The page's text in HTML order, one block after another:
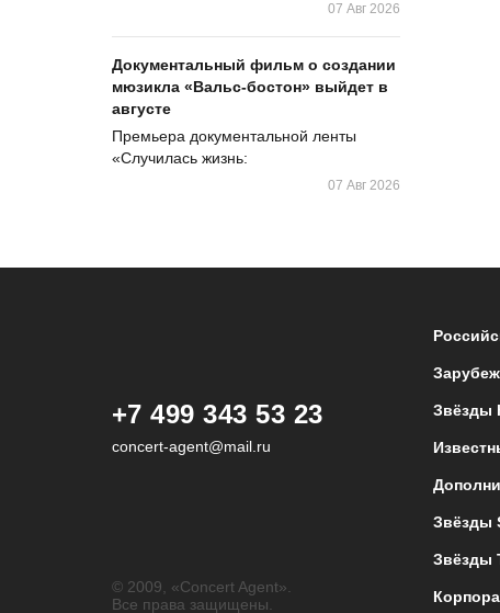
07 Авг 2026
Документальный фильм о создании
мюзикла «Вальс-бостон» выйдет в
августе
Премьера документальной ленты
«Случилась жизнь:
07 Авг 2026
+7 499 343 53 23
concert-agent@mail.ru
© 2009, «Concert Agent».
Все права защищены.
Звёзды
Звёзды
Звёзды